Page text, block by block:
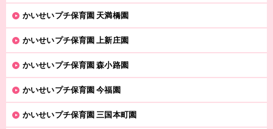
かいせいプチ保育園 天満橋園
かいせいプチ保育園 上新庄園
かいせいプチ保育園 森小路園
かいせいプチ保育園 今福園
かいせいプチ保育園 三国本町園